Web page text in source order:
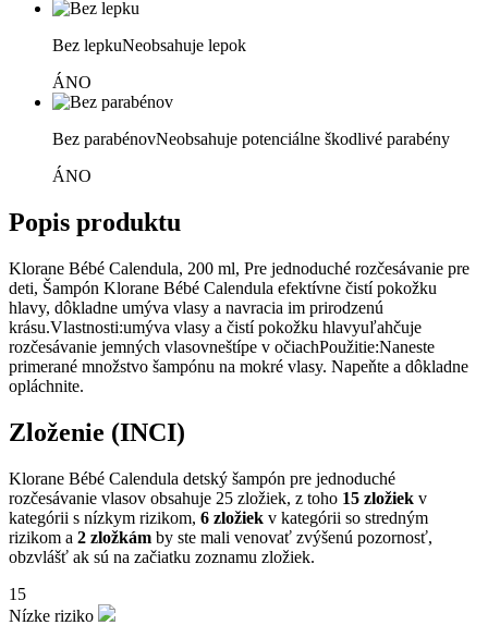
Bez lepkuNeobsahuje lepok
ÁNO
Bez parabénovNeobsahuje potenciálne škodlivé parabény
ÁNO
Popis produktu
Klorane Bébé Calendula, 200 ml, Pre jednoduché rozčesávanie pre
deti, Šampón Klorane Bébé Calendula efektívne čistí pokožku
hlavy, dôkladne umýva vlasy a navracia im prirodzenú
krásu.Vlastnosti:umýva vlasy a čistí pokožku hlavyuľahčuje
rozčesávanie jemných vlasovneštípe v očiachPoužitie:Naneste
primerané množstvo šampónu na mokré vlasy. Napeňte a dôkladne
opláchnite.
Zloženie (INCI)
Klorane Bébé Calendula detský šampón pre jednoduché
rozčesávanie vlasov obsahuje 25 zložiek, z toho 15 zložiek v
kategórii s nízkym rizikom, 6 zložiek v kategórii so stredným
rizikom a 2 zložkám by ste mali venovať zvýšenú pozornosť,
obzvlášť ak sú na začiatku zoznamu zložiek.
15
Nízke riziko